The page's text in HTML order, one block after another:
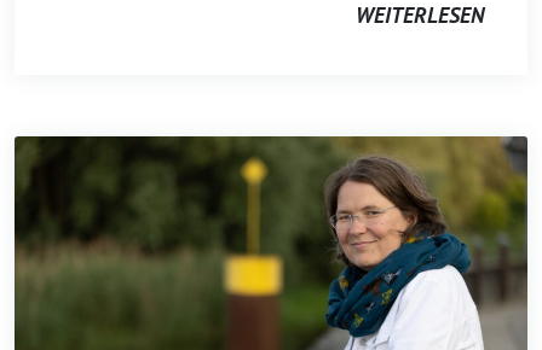
WEITERLESEN